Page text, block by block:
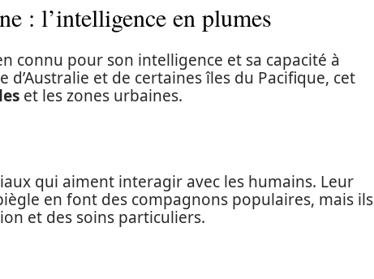
: l’intelligence en plumes
connu pour son intelligence et sa capacité à
et de certaines îles du Pacifique, cet
et les zones urbaines.
qui aiment interagir avec les humains. Leur
en font des compagnons populaires, mais ils
et des soins particuliers.